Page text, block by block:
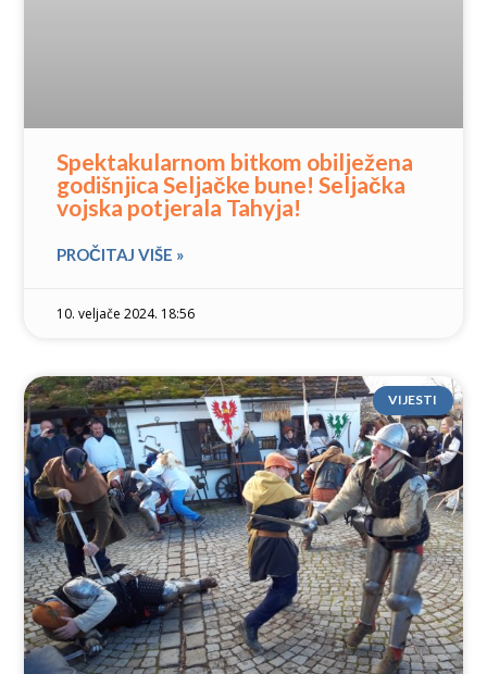
Spektakularnom bitkom obilježena
godišnjica Seljačke bune! Seljačka
vojska potjerala Tahyja!
PROČITAJ VIŠE »
10. veljače 2024. 18:56
VIJESTI